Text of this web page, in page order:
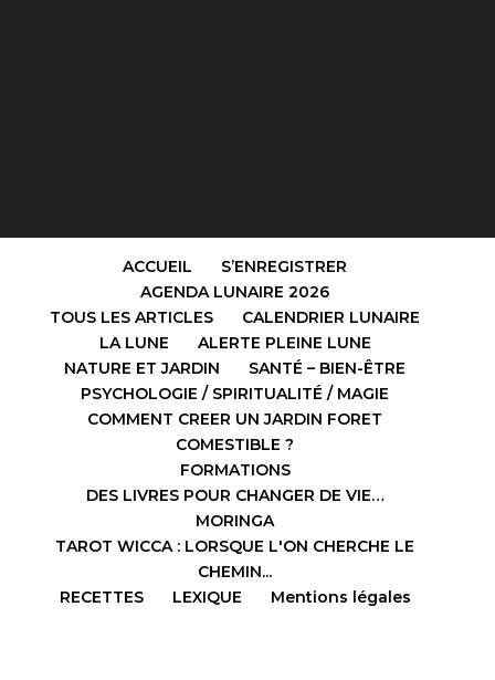
ACCUEIL
S’ENREGISTRER
AGENDA LUNAIRE 2026
TOUS LES ARTICLES
CALENDRIER LUNAIRE
LA LUNE
ALERTE PLEINE LUNE
NATURE ET JARDIN
SANTÉ – BIEN-ÊTRE
PSYCHOLOGIE / SPIRITUALITÉ / MAGIE
COMMENT CREER UN JARDIN FORET
COMESTIBLE ?
FORMATIONS
DES LIVRES POUR CHANGER DE VIE…
MORINGA
TAROT WICCA : LORSQUE L'ON CHERCHE LE
CHEMIN...
RECETTES
LEXIQUE Mentions légales